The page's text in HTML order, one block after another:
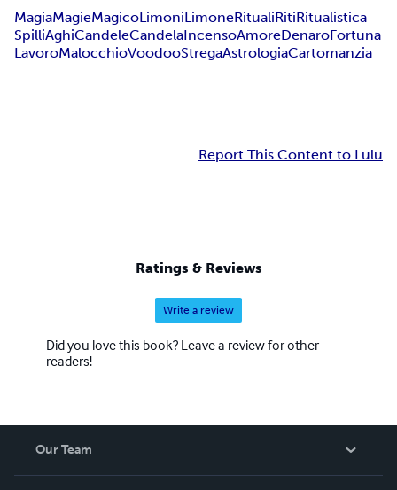
MagiaMagieMagicoLimoniLimoneRitualiRitiRitualistica
SpilliAghiCandeleCandelaIncensoAmoreDenaroFortuna
LavoroMalocchioVoodooStregaAstrologiaCartomanzia
Report This Content to Lulu
Ratings & Reviews
Write a review
Did you love this book? Leave a review for other
readers!
Our Team